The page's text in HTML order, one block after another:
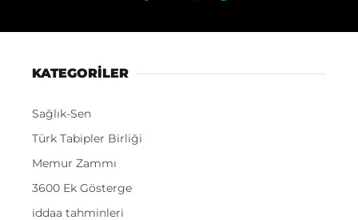
KATEGORİLER
Sağlık-Sen
Türk Tabipler Birliği
Memur Zammı
3600 Ek Gösterge
iddaa tahminleri